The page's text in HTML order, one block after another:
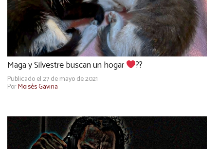
Maga y Silvestre buscan un hogar ??
Publicado el 27 de mayo de 2021
PorMoisés Gaviria